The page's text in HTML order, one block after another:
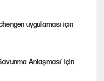
uygulaması için
Anlaşması' için